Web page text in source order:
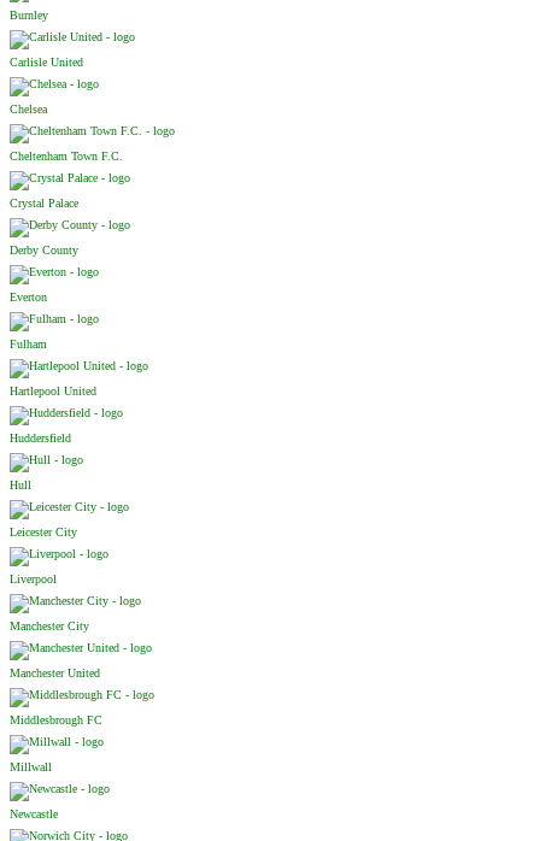
Burnley
Carlisle United
Chelsea
Cheltenham Town F.C.
Crystal Palace
Derby County
Everton
Fulham
Hartlepool United
Huddersfield
Hull
Leicester City
Liverpool
Manchester City
Manchester United
Middlesbrough FC
Millwall
Newcastle